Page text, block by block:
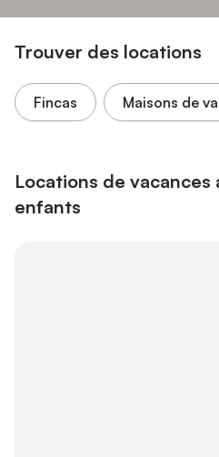
Trouver des locations
Fincas Maisons de
Locations de vacances
enfants